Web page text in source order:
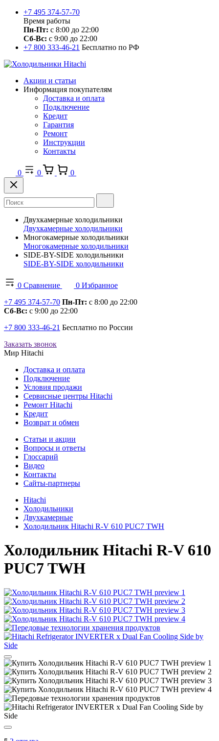
+7 495 374-57-70
Время работы
Пн-Пт: с 8:00 до 22:00
Сб-Вс: с 9:00 до 22:00
+7 800 333-46-21 Бесплатно по РФ
Акции и статьи
Информация покупателям
Доставка и оплата
Подключение
Кредит
Гарантия
Ремонт
Инструкции
Контакты
0 0 0
Двухкамерные холодильники
Двухкамерные холодильники
Многокамерные холодильники
Многокамерные холодильники
SIDE-BY-SIDE холодильники
SIDE-BY-SIDE холодильники
0 Сравнение 0 Избранное
+7 495 374-57-70 Пн-Пт: с 8:00 до 22:00
Сб-Вс: с 9:00 до 22:00
+7 800 333-46-21 Бесплатно по России
Заказать звонок
Мир Hitachi
Доставка и оплата
Подключение
Условия продажи
Сервисные центры Hitachi
Ремонт Hitachi
Кредит
Возврат и обмен
Cтатьи и акции
Вопросы и ответы
Глоссарий
Видео
Контакты
Сайты-партнеры
Hitachi
Холодильники
Двухкамерные
Холодильник Hitachi R-V 610 PUC7 TWH
ХолодильникHitachi R-V 610
PUC7 TWH